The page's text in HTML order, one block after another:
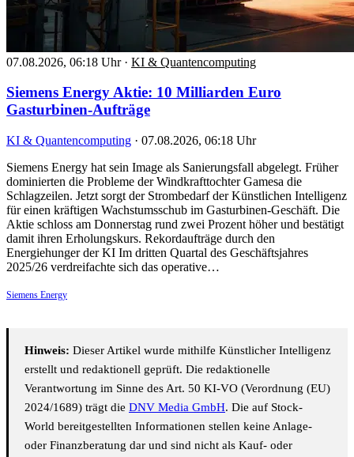
07.08.2026, 06:18 Uhr · KI & Quantencomputing
Siemens Energy Aktie: 10 Milliarden Euro
Gasturbinen-Aufträge
KI & Quantencomputing · 07.08.2026, 06:18 Uhr
Siemens Energy hat sein Image als Sanierungsfall abgelegt. Früher
dominierten die Probleme der Windkrafttochter Gamesa die
Schlagzeilen. Jetzt sorgt der Strombedarf der Künstlichen Intelligenz
für einen kräftigen Wachstumsschub im Gasturbinen-Geschäft. Die
Aktie schloss am Donnerstag rund zwei Prozent höher und bestätigt
damit ihren Erholungskurs. Rekordaufträge durch den
Energiehunger der KI Im dritten Quartal des Geschäftsjahres
2025/26 verdreifachte sich das operative…
Siemens Energy
Hinweis: Dieser Artikel wurde mithilfe Künstlicher Intelligenz
erstellt und redaktionell geprüft. Die redaktionelle
Verantwortung im Sinne des Art. 50 KI-VO (Verordnung (EU)
2024/1689) trägt die DNV Media GmbH. Die auf Stock-
World bereitgestellten Informationen stellen keine Anlage-
oder Finanzberatung dar und sind nicht als Kauf- oder